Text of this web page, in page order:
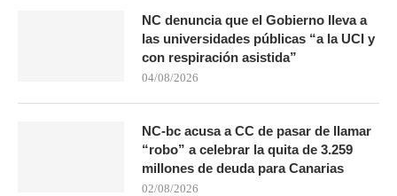
NC denuncia que el Gobierno lleva a
las universidades públicas “a la UCI y
con respiración asistida”
04/08/2026
NC-bc acusa a CC de pasar de llamar
“robo” a celebrar la quita de 3.259
millones de deuda para Canarias
02/08/2026